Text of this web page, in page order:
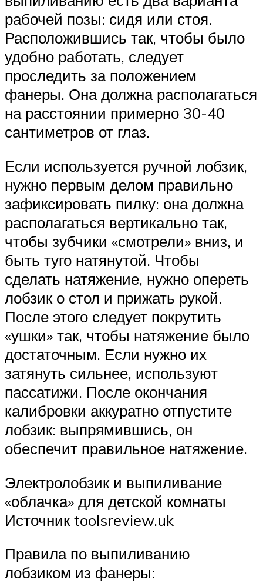
рабочей позы: сидя или стоя.
Расположившись так, чтобы было
удобно работать, следует
проследить за положением
фанеры. Она должна располагаться
на расстоянии примерно 30-40
сантиметров от глаз.
Если используется ручной лобзик,
нужно первым делом правильно
зафиксировать пилку: она должна
располагаться вертикально так,
чтобы зубчики «смотрели» вниз, и
быть туго натянутой. Чтобы
сделать натяжение, нужно опереть
лобзик о стол и прижать рукой.
После этого следует покрутить
«ушки» так, чтобы натяжение было
достаточным. Если нужно их
затянуть сильнее, используют
пассатижи. После окончания
калибровки аккуратно отпустите
лобзик: выпрямившись, он
обеспечит правильное натяжение.
Электролобзик и выпиливание
«облачка» для детской комнаты
Источник toolsreview.uk
Правила по выпиливанию
лобзиком из фанеры: